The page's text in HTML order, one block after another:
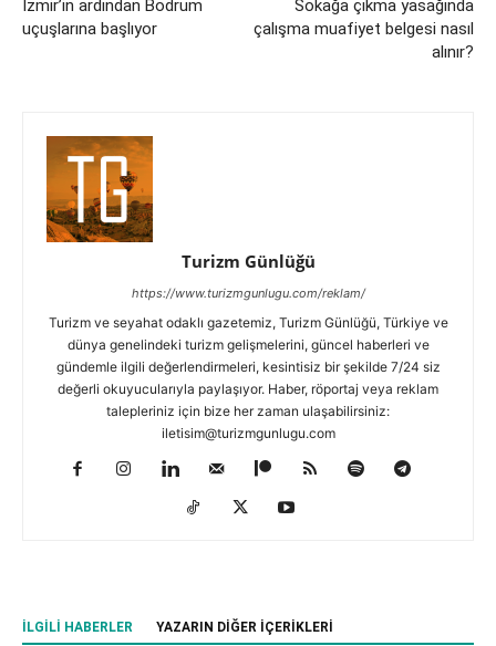
İzmir’in ardından Bodrum
uçuşlarına başlıyor
Sokağa çıkma yasağında
çalışma muafiyet belgesi nasıl
alınır?
Turizm Günlüğü
https://www.turizmgunlugu.com/reklam/
Turizm ve seyahat odaklı gazetemiz, Turizm Günlüğü, Türkiye ve
dünya genelindeki turizm gelişmelerini, güncel haberleri ve
gündemle ilgili değerlendirmeleri, kesintisiz bir şekilde 7/24 siz
değerli okuyucularıyla paylaşıyor. Haber, röportaj veya reklam
talepleriniz için bize her zaman ulaşabilirsiniz:
iletisim@turizmgunlugu.com
İLGILI HABERLER YAZARIN DIĞER İÇERIKLERI